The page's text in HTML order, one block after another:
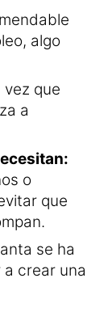
algo
vez que
a
o
que
se ha
crear una